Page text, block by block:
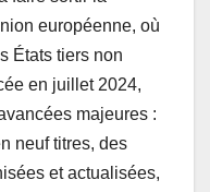
européenne, où
États tiers non
en juillet 2024,
majeures :
neuf titres, des
et actualisées,